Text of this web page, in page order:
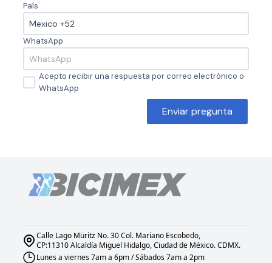
País
WhatsApp
Acepto recibir una respuesta por correo electrónico o
WhatsApp
Enviar pregunta
Calle Lago Müritz No. 30 Col. Mariano Escobedo,
CP:11310 Alcaldía Miguel Hidalgo, Ciudad de México. CDMX.
Lunes a viernes 7am a 6pm / Sábados 7am a 2pm